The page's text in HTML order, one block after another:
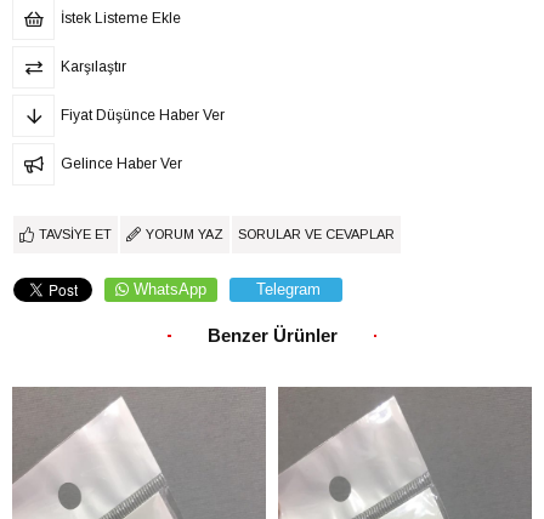
İstek Listeme Ekle
Karşılaştır
Fiyat Düşünce Haber Ver
Gelince Haber Ver
TAVSIYE ET YORUM YAZ SORULAR VE CEVAPLAR
WhatsApp Telegram
Benzer Ürünler